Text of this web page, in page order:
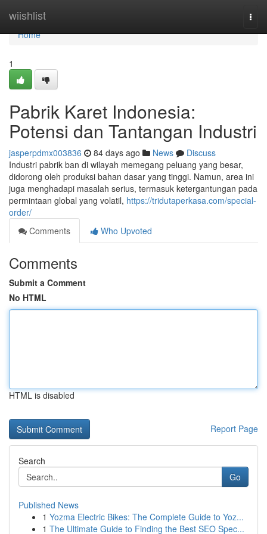
wiishlist
Home
Home
1
Pabrik Karet Indonesia:
Potensi dan Tantangan Industri
jasperpdmx003836 84 days ago News
Discuss
Industri pabrik ban di wilayah memegang peluang yang besar,
didorong oleh produksi bahan dasar yang tinggi. Namun, area ini
juga menghadapi masalah serius, termasuk ketergantungan pada
permintaan global yang volatil, https://tridutaperkasa.com/special-
order/
Comments
Who Upvoted
Comments
Submit a Comment
No HTML
HTML is disabled
Report Page
Search
Go
Published News
1 Yozma Electric Bikes: The Complete Guide to Yoz...
1 The Ultimate Guide to Finding the Best SEO Spec...